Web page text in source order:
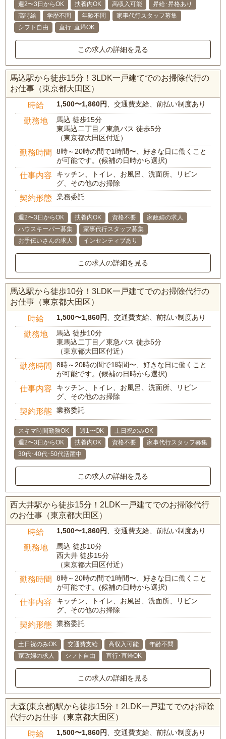
週2〜3日からOK 扶養内OK 高収入可能
昇給･昇格あり
高時給
学歴不問 年齢不問
家事代行スタッフ募集
シフト自由
直行･直帰OK
この求人の詳細を見る
馬込駅から徒歩15分！3LDK一戸建てでのお掃除代行の
お仕事（東京都大田区）
時給 1,500〜1,860円、交通費支給、前払い制度あり
勤務地
馬込 徒歩15分
東馬込二丁目／東急バス 徒歩5分
（東京都大田区付近）
勤務時間
8時～20時の間で1時間〜、好きな日に働くこと
が可能です。(候補の日時から選択)
仕事内容
キッチン、トイレ、お風呂、洗面所、リビン
グ、その他のお掃除
契約形態 業務委託
週2〜3日からOK 扶養内OK 資格不要
家政婦の求人
ハウスキーパー募集
家事代行スタッフ募集
お手伝いさんの求人
インセンティブあり
この求人の詳細を見る
馬込駅から徒歩10分！3LDK一戸建てでのお掃除代行の
お仕事（東京都大田区）
時給 1,500〜1,860円、交通費支給、前払い制度あり
勤務地
馬込 徒歩10分
東馬込二丁目／東急バス 徒歩5分
（東京都大田区付近）
勤務時間
8時～20時の間で1時間〜、好きな日に働くこと
が可能です。(候補の日時から選択)
仕事内容
キッチン、トイレ、お風呂、洗面所、リビン
グ、その他のお掃除
契約形態 業務委託
スキマ時間勤務OK 週1〜OK
土日祝のみOK
週2〜3日からOK
扶養内OK 資格不要
家事代行スタッフ募集
30代･40代･50代活躍中
この求人の詳細を見る
西大井駅から徒歩15分！2LDK一戸建てでのお掃除代行
のお仕事（東京都大田区）
時給 1,500〜1,860円、交通費支給、前払い制度あり
勤務地
馬込 徒歩10分
西大井 徒歩15分
（東京都大田区付近）
勤務時間
8時～20時の間で1時間〜、好きな日に働くこと
が可能です。(候補の日時から選択)
仕事内容
キッチン、トイレ、お風呂、洗面所、リビン
グ、その他のお掃除
契約形態 業務委託
土日祝のみOK 交通費支給 高収入可能
年齢不問
家政婦の求人
シフト自由 直行･直帰OK
この求人の詳細を見る
大森(東京都)駅から徒歩15分！2LDK一戸建てでのお掃除
代行のお仕事（東京都大田区）
時給 1,500〜1,860円、交通費支給、前払い制度あり